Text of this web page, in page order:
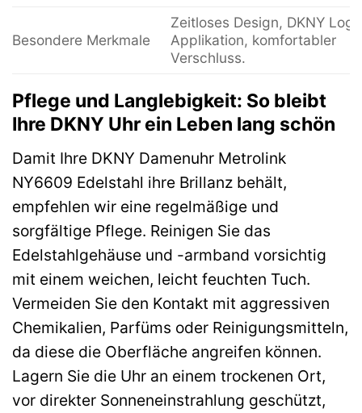
Besondere Merkmale
Zeitloses Design, DKNY
Applikation, komfortabler
Verschluss.
Pflege und Langlebigkeit: So bleibt
Ihre DKNY Uhr ein Leben lang schön
Damit Ihre DKNY Damenuhr Metrolink
NY6609 Edelstahl ihre Brillanz behält,
empfehlen wir eine regelmäßige und
sorgfältige Pflege. Reinigen Sie das
Edelstahlgehäuse und -armband vorsichtig
mit einem weichen, leicht feuchten Tuch.
Vermeiden Sie den Kontakt mit aggressiven
Chemikalien, Parfüms oder Reinigungsmitteln,
da diese die Oberfläche angreifen können.
Lagern Sie die Uhr an einem trockenen Ort,
vor direkter Sonneneinstrahlung geschützt,